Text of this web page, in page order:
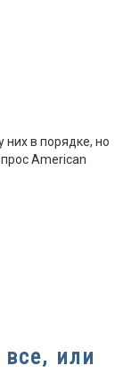
них в порядке, но
American
или